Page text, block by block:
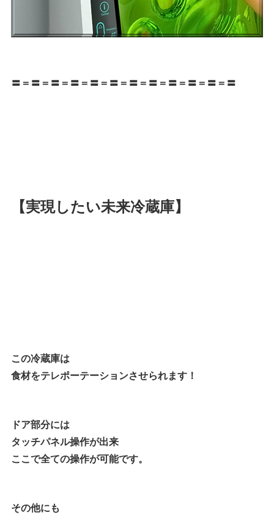
〓＝〓＝〓＝〓＝〓＝〓＝〓＝〓＝〓＝〓＝〓＝〓
【実現したい未来冷蔵庫】
この冷蔵庫は
食材をテレポーテーションさせられます！
ドア部分には
タッチパネル操作が出来
ここで全ての操作が可能です。
その他にも